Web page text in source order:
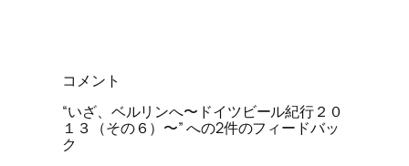
コメント
“いざ、ベルリンへ〜ドイツビール紀行２０
１３（その６）〜” への2件のフィードバッ
ク